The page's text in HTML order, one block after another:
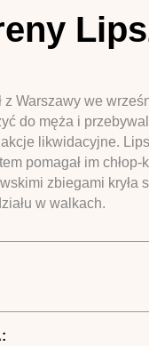
z Warszawy we
do męża i
akcje likwidacyjne.
pomagał im
zbiegami kryła
w walkach.